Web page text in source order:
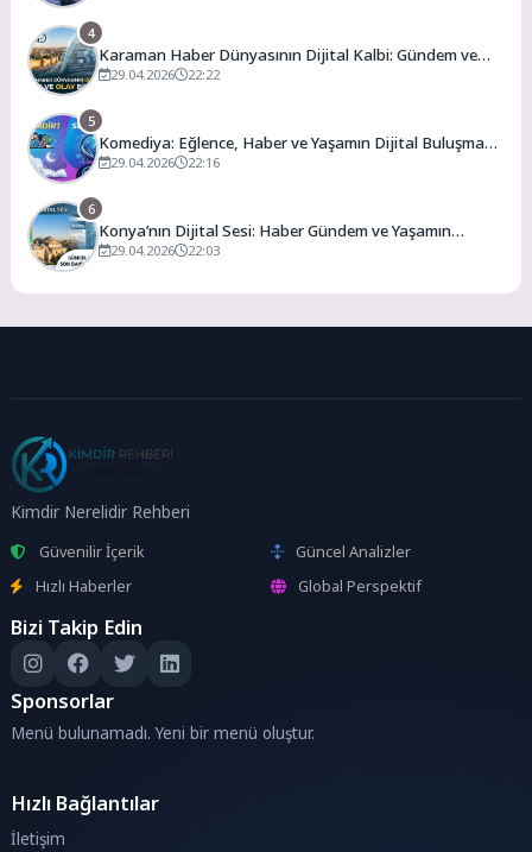
4
Karaman Haber Dünyasının Dijital Kalbi: Gündem ve
Olay
29.04.2026 22:22
5
Komediya: Eğlence, Haber ve Yaşamın Dijital Buluşma
Noktası
29.04.2026 22:16
6
Konya’nın Dijital Sesi: Haber Gündem ve Yaşamın
Merkezi
29.04.2026 22:03
Kimdir Nerelidir Rehberi
Güvenilir İçerik
Güncel Analizler
Hızlı Haberler
Global Perspektif
Bizi Takip Edin
Sponsorlar
Menü bulunamadı. Yeni bir menü oluştur.
Hızlı Bağlantılar
İletişim